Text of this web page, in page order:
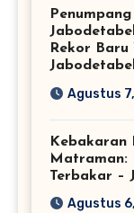
Rekor Baru
Agustus
Kebakaran
Matraman:
Terbakar –
Agustus